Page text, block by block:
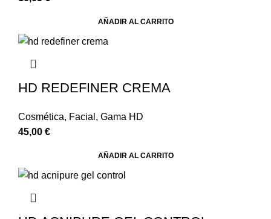
AÑADIR AL CARRITO
HD REDEFINER CREMA
Cosmética, Facial , Gama HD
45,00 €
AÑADIR AL CARRITO